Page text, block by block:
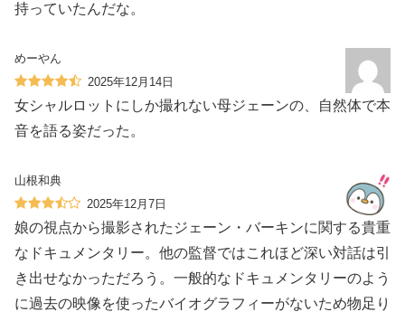
持っていたんだな。
めーやん
2025年12月14日
女シャルロットにしか撮れない母ジェーンの、自然体で本
音を語る姿だった。
山根和典
2025年12月7日
娘の視点から撮影されたジェーン・バーキンに関する貴重
なドキュメンタリー。他の監督ではこれほど深い対話は引
き出せなかっただろう。一般的なドキュメンタリーのよう
に過去の映像を使ったバイオグラフィーがないため物足り